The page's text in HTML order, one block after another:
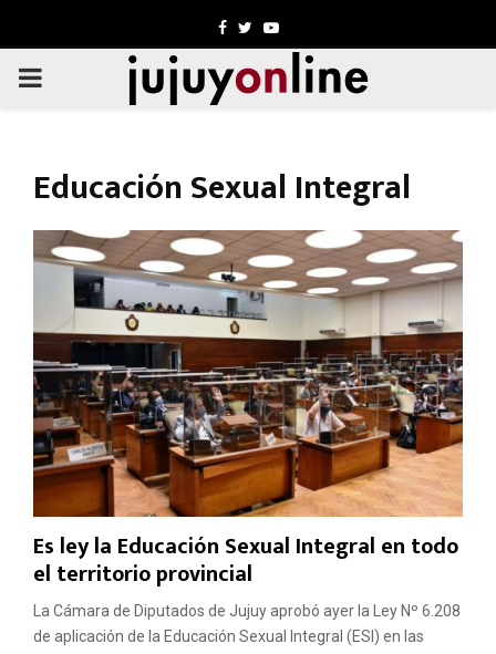
Facebook
TwitterYoutube
PRIMARY
Educación Sexual Integral
Es ley la Educación Sexual Integral en todo
el territorio provincial
La Cámara de Diputados de Jujuy aprobó ayer la Ley Nº 6.208
de aplicación de la Educación Sexual Integral (ESI) en las